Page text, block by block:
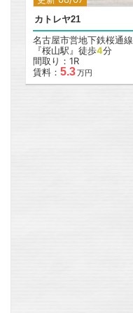
カトレヤ21
名古屋市営地下鉄桜通線
『桜山駅』徒歩4分
間取り：1R
賃料： 5.3万円